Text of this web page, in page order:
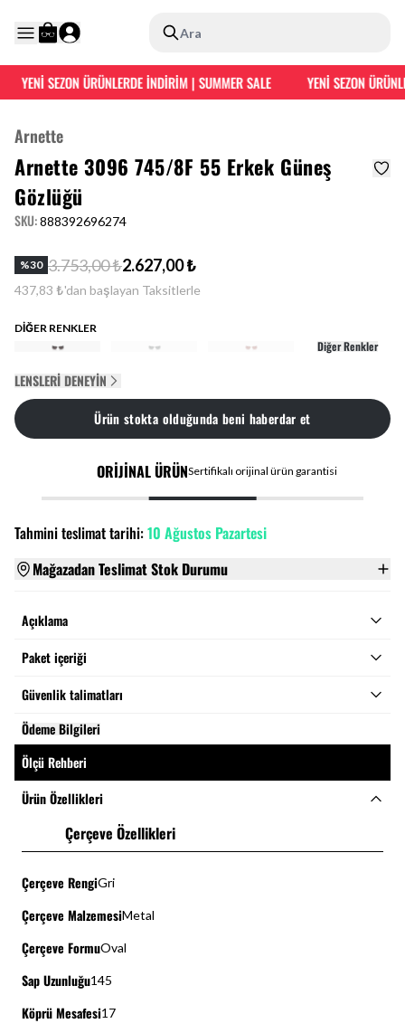
Ara
YENİ SEZON ÜRÜNLERDE İNDİRİM | SUMMER SALE YENİ SEZON
Arnette
Arnette 3096 745/8F 55 Erkek Güneş
Gözlüğü
SKU:888392696274
%30 3.753,00 ₺2.627,00 ₺
437,83 ₺'dan başlayan Taksitlerle
DİĞER RENKLER
Diğer Renkler
LENSLERI DENEYIN
Ürün stokta olduğunda beni haberdar et
ORİJİNAL ÜRÜNSertifikalı orijinal ürün garantisi
Tahmini teslimat tarihi:10 Ağustos Pazartesi
Mağazadan Teslimat Stok Durumu
Açıklama
Paket içeriği
Güvenlik talimatları
Ödeme Bilgileri
Ölçü Rehberi
Ürün Özellikleri
Çerçeve Özellikleri
Çerçeve RengiGri
Çerçeve MalzemesiMetal
Çerçeve FormuOval
Sap Uzunluğu145
Köprü Mesafesi17